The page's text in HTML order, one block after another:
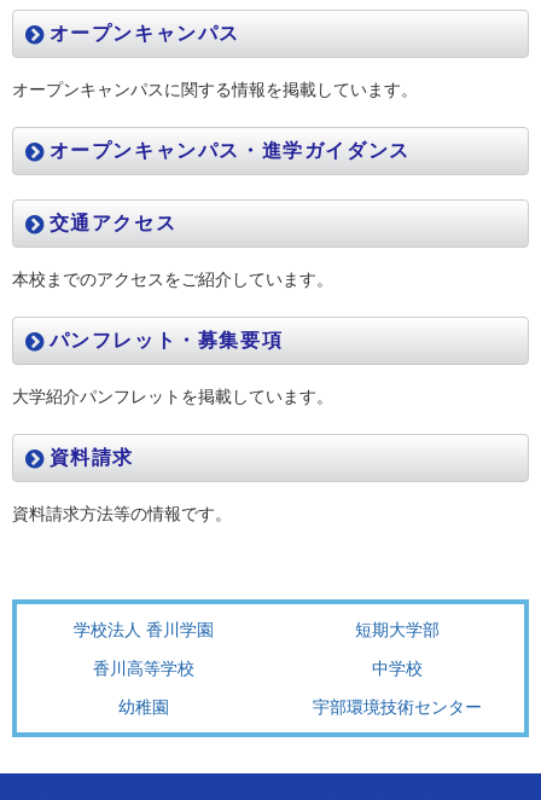
オープンキャンパス
オープンキャンパスに関する情報を掲載しています。
オープンキャンパス・進学ガイダンス
交通アクセス
本校までのアクセスをご紹介しています。
パンフレット・募集要項
大学紹介パンフレットを掲載しています。
資料請求
資料請求方法等の情報です。
学校法人 香川学園
短期大学部
香川高等学校
中学校
幼稚園
宇部環境技術センター